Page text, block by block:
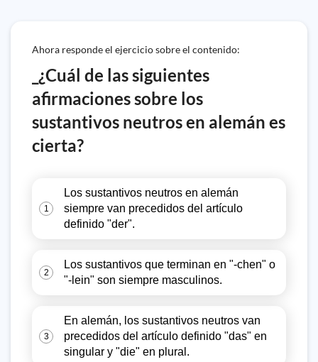
Ahora responde el ejercicio sobre el contenido:
_¿Cuál de las siguientes
afirmaciones sobre los
sustantivos neutros en alemán es
cierta?
1
Los sustantivos neutros en alemán
siempre van precedidos del artículo
definido "der".
2
Los sustantivos que terminan en "-chen" o
"-lein" son siempre masculinos.
3
En alemán, los sustantivos neutros van
precedidos del artículo definido "das" en
singular y "die" en plural.